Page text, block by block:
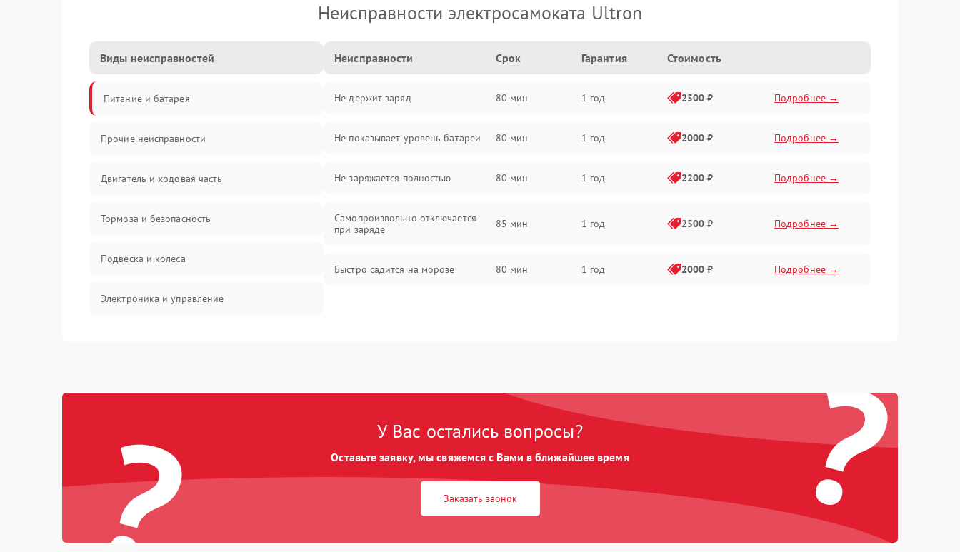
Неисправности электросамоката Ultron
Виды неисправностей
Питание и батарея
Прочие неисправности
Двигатель и ходовая часть
Тормоза и безопасность
Подвеска и колеса
Электроника и управление
Батарея
Механические повреждения
Неисправности Срок Гарантия Стоимость
Не держит заряд 80 мин 1 год 2500 ₽ Подробнее →
Не показывает уровень батареи 80 мин 1 год 2000 ₽ Подробнее →
Не заряжается полностью 80 мин 1 год 2200 ₽ Подробнее →
Самопроизвольно отключается
при заряде
85 мин 1 год 2500 ₽ Подробнее →
Быстро садится на морозе 80 мин 1 год 2000 ₽ Подробнее →
? ?
У Вас остались вопросы?
Оставьте заявку, мы свяжемся с Вами в ближайшее время
Заказать звонок